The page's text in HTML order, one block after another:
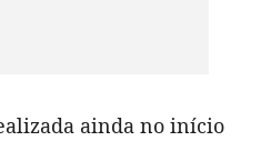
ainda no início